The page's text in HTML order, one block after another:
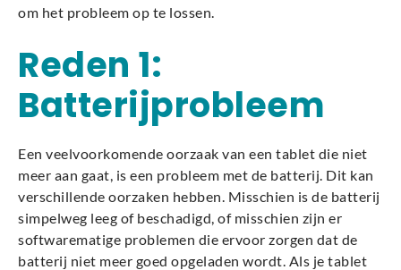
om het probleem op te lossen.
Reden 1:
Batterijprobleem
Een veelvoorkomende oorzaak van een tablet die niet
meer aan gaat, is een probleem met de batterij. Dit kan
verschillende oorzaken hebben. Misschien is de batterij
simpelweg leeg of beschadigd, of misschien zijn er
softwarematige problemen die ervoor zorgen dat de
batterij niet meer goed opgeladen wordt. Als je tablet